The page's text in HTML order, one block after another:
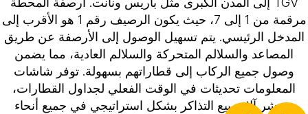
مرقمة من 1 إلى 7، حيث يكون الرصيف رقم 1 هو الأقرب إلى
المدخل الرئيسي. يتم تسهيل الوصول إلى الأرصفة عن طريق
المصاعد والسلالم المتحركة والسلالم العادية، مما يضمن
وصول جميع الركاب إلى قطاراتهم بسهولة. توفر شاشات
المعلومات تحديثات في الوقت الفعلي لجداول القطارات،
وتنتشر آلات بيع التذاكر بشكل استراتيجي في جميع أنحاء